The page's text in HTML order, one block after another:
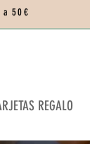
a 50€
REGALO